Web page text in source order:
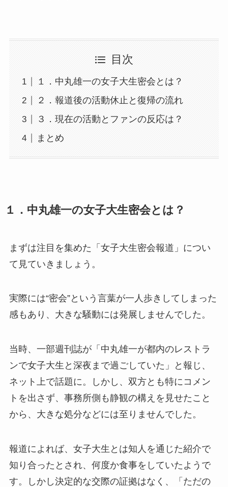
目次
１．中丸雄一の女子大生密会とは？
２．報道後の活動休止と復帰の流れ
３．現在の活動とファンの反応は？
まとめ
１．中丸雄一の女子大生密会とは？
まずは注目を集めた「女子大生密会報道」につい
て見ていきましょう。
実際には“密会”という言葉が一人歩きしてしまった
感もあり、大きな騒動には発展しませんでした。
当時、一部週刊誌が「中丸雄一が都内のレストラ
ンで女子大生と深夜まで過ごしていた」と報じ、
ネット上で話題に。しかし、双方とも特にコメン
トを出さず、事務所側も静観の構えを見せたこと
から、大きな処分などには至りませんでした。
報道によれば、女子大生とは知人を通じた紹介で
知り合ったとされ、何度か食事をしていたようで
す。しかし決定的な交際の証拠はなく、「ただの